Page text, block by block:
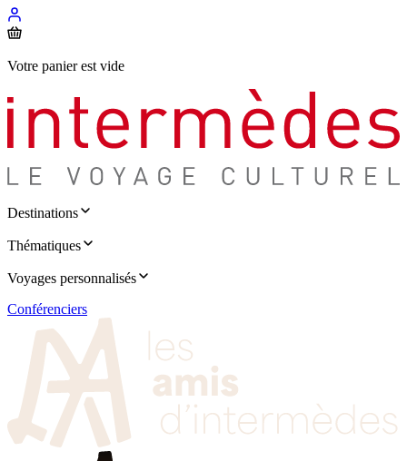
Votre panier est vide
Destinations
Thématiques
Voyages personnalisés
Conférenciers